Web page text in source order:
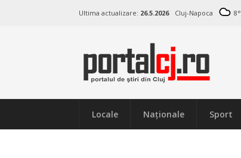
Ultima actualizare: 26.5.2026 Cluj-Napoca 8
Locale Naţionale Sport